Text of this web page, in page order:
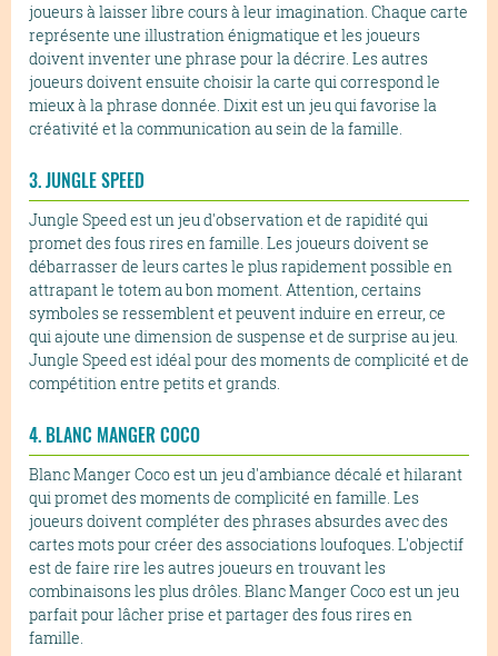
joueurs à laisser libre cours à leur imagination. Chaque carte
représente une illustration énigmatique et les joueurs
doivent inventer une phrase pour la décrire. Les autres
joueurs doivent ensuite choisir la carte qui correspond le
mieux à la phrase donnée. Dixit est un jeu qui favorise la
créativité et la communication au sein de la famille.
3. JUNGLE SPEED
Jungle Speed est un jeu d'observation et de rapidité qui
promet des fous rires en famille. Les joueurs doivent se
débarrasser de leurs cartes le plus rapidement possible en
attrapant le totem au bon moment. Attention, certains
symboles se ressemblent et peuvent induire en erreur, ce
qui ajoute une dimension de suspense et de surprise au jeu.
Jungle Speed est idéal pour des moments de complicité et de
compétition entre petits et grands.
4. BLANC MANGER COCO
Blanc Manger Coco est un jeu d'ambiance décalé et hilarant
qui promet des moments de complicité en famille. Les
joueurs doivent compléter des phrases absurdes avec des
cartes mots pour créer des associations loufoques. L'objectif
est de faire rire les autres joueurs en trouvant les
combinaisons les plus drôles. Blanc Manger Coco est un jeu
parfait pour lâcher prise et partager des fous rires en
famille.